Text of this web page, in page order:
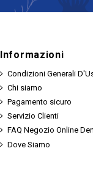
Informazioni
Condizioni Generali
Chi siamo
Pagamento sicuro
Servizio Clienti
FAQ Negozio Online
Dove Siamo